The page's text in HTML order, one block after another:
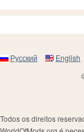
Русский English
Todos os direitos